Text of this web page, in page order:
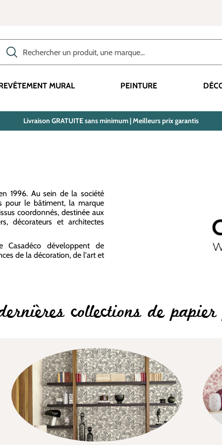
MURAL PEINTURE
Livraison GRATUITE sans minimum | Meilleurs prix garantis
1996. Au sein de la société
pour le bâtiment, la marque
coordonnés, destinée aux
décorateurs et architectes
Casadéco développent de
de la décoration, de l'art et
collections de papier